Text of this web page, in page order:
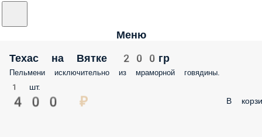
Меню
Техас на Вятке 200гр
Пельмени исключительно из мраморной говядины.
1 шт.
400 ₽ В